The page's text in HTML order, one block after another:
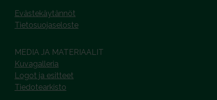
Evästekäytännöt
Tietosuojaseloste
MEDIA JA MATERIAALIT
Kuvagalleria
Logot ja esitteet
Tiedotearkisto